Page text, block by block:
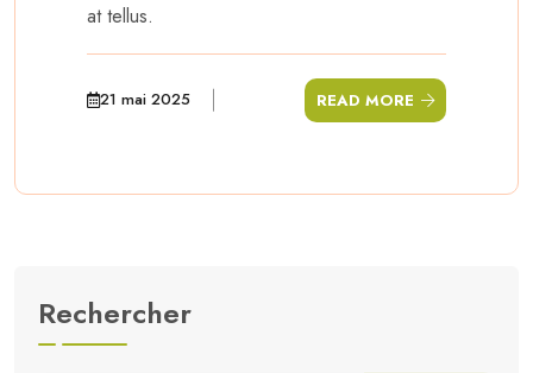
at tellus.
21 mai 2025 READ MORE
Rechercher